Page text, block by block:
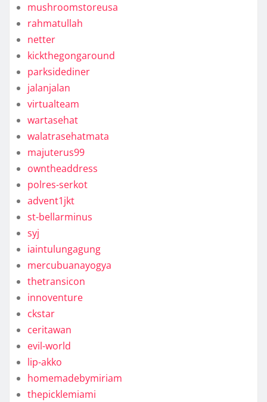
mushroomstoreusa
rahmatullah
netter
kickthegongaround
parksidediner
jalanjalan
virtualteam
wartasehat
walatrasehatmata
majuterus99
owntheaddress
polres-serkot
advent1jkt
st-bellarminus
syj
iaintulungagung
mercubuanayogya
thetransicon
innoventure
ckstar
ceritawan
evil-world
lip-akko
homemadebymiriam
thepicklemiami